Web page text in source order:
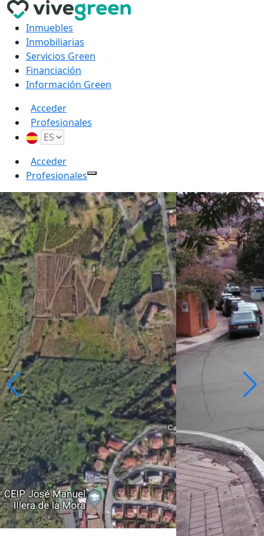
Inmuebles
Inmobiliarias
Servicios Green
Financiación
Información Green
Acceder
Profesionales
Acceder
Profesionales